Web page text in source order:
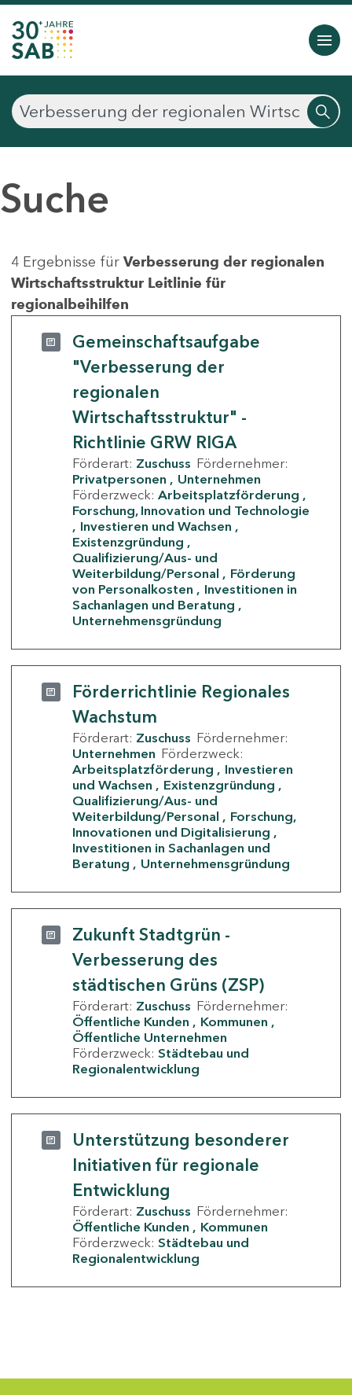
Suche
4 Ergebnisse für Verbesserung der regionalen
Wirtschaftsstruktur Leitlinie für
regionalbeihilfen
Gemeinschaftsaufgabe
"Verbesserung der
regionalen
Wirtschaftsstruktur" -
Richtlinie GRW RIGA
Förderart: Zuschuss Fördernehmer:
Privatpersonen
Unternehmen
Förderzweck: Arbeitsplatzförderung
Forschung, Innovation und Technologie
Investieren und Wachsen
Existenzgründung
Qualifizierung/Aus- und
Weiterbildung/Personal
Förderung
von Personalkosten
Investitionen in
Sachanlagen und Beratung
Unternehmensgründung
Förderrichtlinie Regionales
Wachstum
Förderart: Zuschuss Fördernehmer:
Unternehmen Förderzweck:
Arbeitsplatzförderung
Investieren
und Wachsen
Existenzgründung
Qualifizierung/Aus- und
Weiterbildung/Personal
Forschung,
Innovationen und Digitalisierung
Investitionen in Sachanlagen und
Beratung
Unternehmensgründung
Zukunft Stadtgrün -
Verbesserung des
städtischen Grüns (ZSP)
Förderart: Zuschuss Fördernehmer:
Öffentliche Kunden
Kommunen
Öffentliche Unternehmen
Förderzweck: Städtebau und
Regionalentwicklung
Unterstützung besonderer
Initiativen für regionale
Entwicklung
Förderart: Zuschuss Fördernehmer:
Öffentliche Kunden
Kommunen
Förderzweck: Städtebau und
Regionalentwicklung